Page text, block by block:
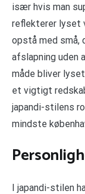
især hvis man
reflekterer lyset
opstå med små,
afslapning uden
måde bliver
et vigtigt
japandi-stilens
mindste
I japandi-stilen